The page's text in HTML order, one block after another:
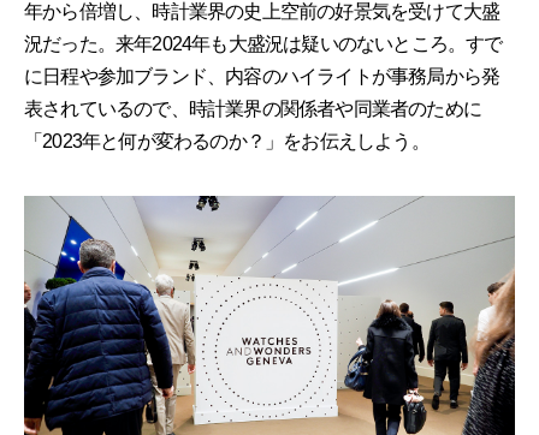
年から倍増し、時計業界の史上空前の好景気を受けて大盛
況だった。来年2024年も大盛況は疑いのないところ。すで
に日程や参加ブランド、内容のハイライトが事務局から発
表されているので、時計業界の関係者や同業者のために
「2023年と何が変わるのか？」をお伝えしよう。